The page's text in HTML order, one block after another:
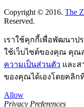
Copyright © 2016. The
Reserved.
เราใช้คุกกี้เพื่อพัฒนา
ใช้เว็บไซต์ของคุณ คุณ
ความเป็นส่วนตัว และส
ของคุณได้เองโดยคลิก
Allow
Privacy Preferences